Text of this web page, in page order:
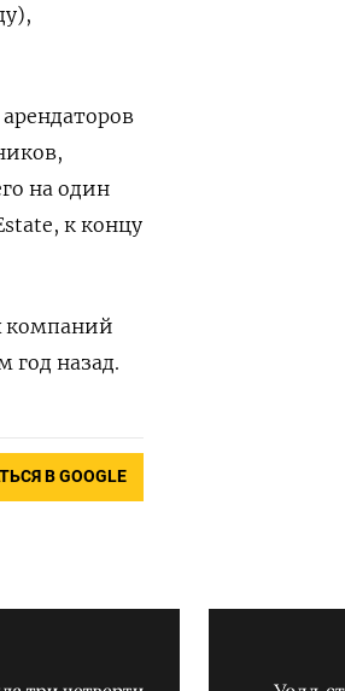
на один
к концу
компаний
год назад.
В GOOGLE